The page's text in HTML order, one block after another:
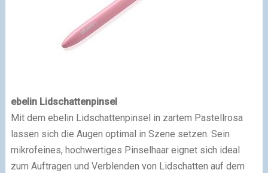
ebelin Lidschattenpinsel
Mit dem ebelin Lidschattenpinsel in zartem Pastellrosa
lassen sich die Augen optimal in Szene setzen. Sein
mikrofeines, hochwertiges Pinselhaar eignet sich ideal
zum Auftragen und Verblenden von Lidschatten auf dem